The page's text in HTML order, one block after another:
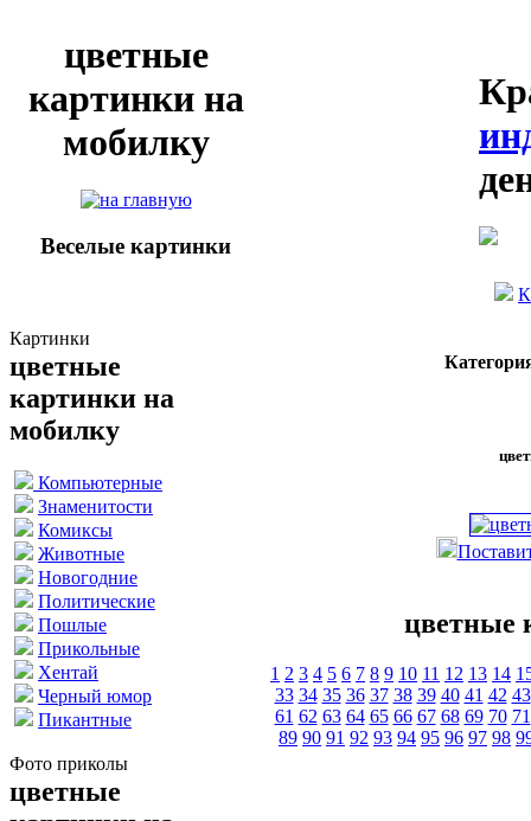
цветные
картинки на
мобилку
Веселые картинки
Картинки
цветные
картинки на
мобилку
Компьютерные
Знаменитости
Комиксы
Животные
Новогодние
Политические
Пошлые
Прикольные
Хентай
Черный юмор
Пикантные
Фото приколы
цветные
цветные
1 2 3 4 5 6 7 8 9 10 11 12 13 14
33 34 35 36 37 38 39 40 41 42 43
61 62 63 64 65 66 67 68 69 70 71
89 90 91 92 93 94 95 96 97 98